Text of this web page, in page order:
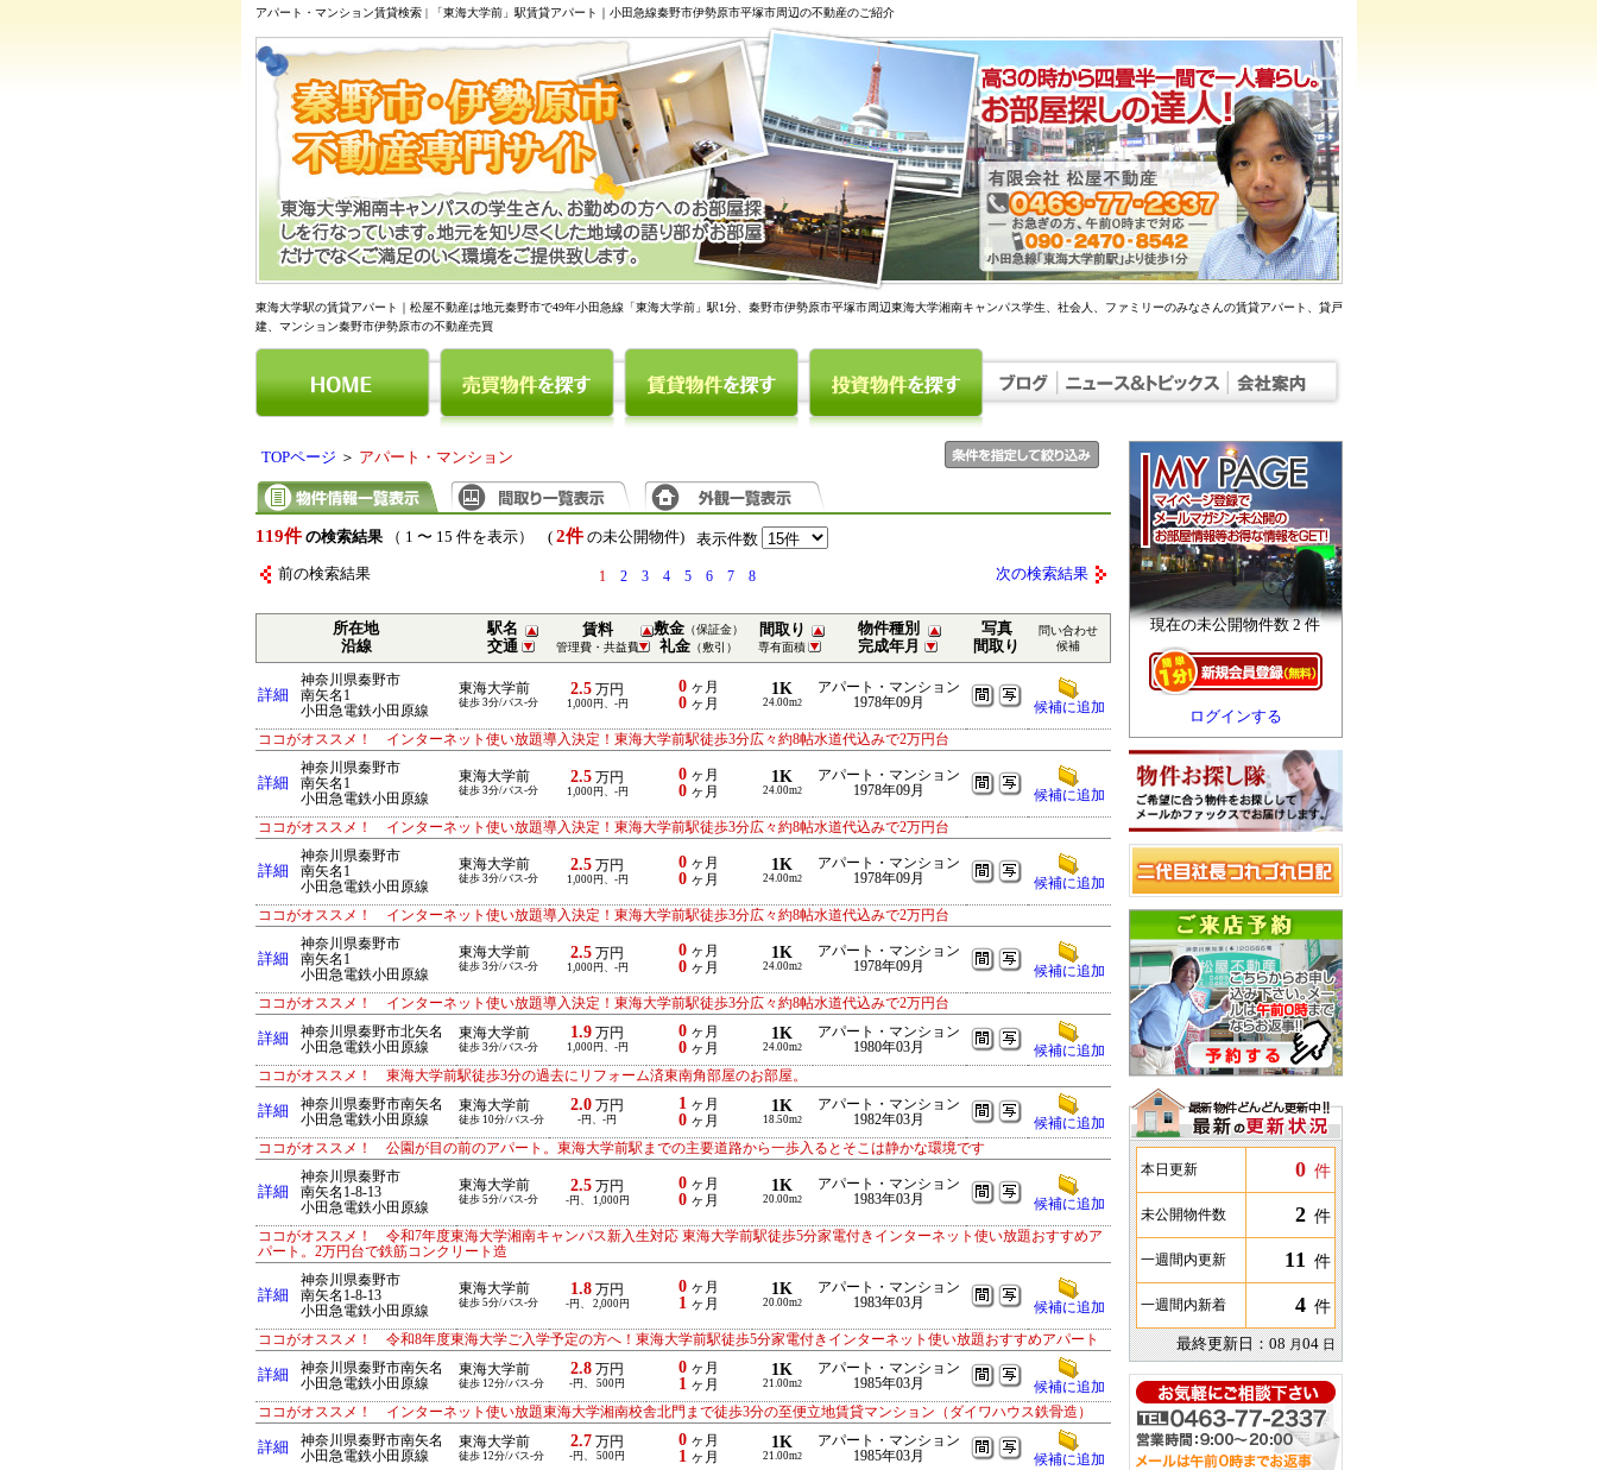
アパート・マンション賃貸検索 | 「東海大学前」駅賃貸アパート｜小田急線秦野市伊勢原市平塚市周辺の不動産のご紹介
東海大学駅の賃貸アパート｜松屋不動産は地元秦野市で49年小田急線「東海大学前」駅1分、秦野市伊勢原市平塚市周辺東海大学湘南キャンパス学生、社会人、ファミリーのみなさんの賃貸アパート、貸戸
建、マンション秦野市伊勢原市の不動産売買
現在の未公開物件数 2 件
ログインする
本日更新 0 件
未公開物件数 2 件
一週間内更新 11 件
一週間内新着 4 件
最終更新日：08 月04 日
TOPページ ＞ アパート・マンション
119件 の検索結果（ 1 〜 15 件を表示） ( 2件の未公開物件) 表示件数
前の検索結果 1 2 3 4 5 6 7 8 次の検索結果
所在地
沿線
駅名
交通
賃料
管理費・共益費
敷金 （保証金）
礼金 （敷引）
間取り
専有面積
物件種別
完成年月
写真
間取り
問い合わせ
候補
詳細
神奈川県秦野市
南矢名1
小田急電鉄小田原線
東海大学前
徒歩 3分/バス-分
2.5 万円
1,000円、-円
0 ヶ月
0 ヶ月
1K
24.00m2
アパート・マンション
1978年09月
候補に追加
ココがオススメ！ インターネット使い放題導入決定！東海大学前駅徒歩3分広々約8帖水道代込みで2万円台
詳細
神奈川県秦野市
南矢名1
小田急電鉄小田原線
東海大学前
徒歩 3分/バス-分
2.5 万円
1,000円、-円
0 ヶ月
0 ヶ月
1K
24.00m2
アパート・マンション
1978年09月
候補に追加
ココがオススメ！ インターネット使い放題導入決定！東海大学前駅徒歩3分広々約8帖水道代込みで2万円台
詳細
神奈川県秦野市
南矢名1
小田急電鉄小田原線
東海大学前
徒歩 3分/バス-分
2.5 万円
1,000円、-円
0 ヶ月
0 ヶ月
1K
24.00m2
アパート・マンション
1978年09月
候補に追加
ココがオススメ！ インターネット使い放題導入決定！東海大学前駅徒歩3分広々約8帖水道代込みで2万円台
詳細
神奈川県秦野市
南矢名1
小田急電鉄小田原線
東海大学前
徒歩 3分/バス-分
2.5 万円
1,000円、-円
0 ヶ月
0 ヶ月
1K
24.00m2
アパート・マンション
1978年09月
候補に追加
ココがオススメ！ インターネット使い放題導入決定！東海大学前駅徒歩3分広々約8帖水道代込みで2万円台
詳細
神奈川県秦野市北矢名
小田急電鉄小田原線
東海大学前
徒歩 3分/バス-分
1.9 万円
1,000円、-円
0 ヶ月
0 ヶ月
1K
24.00m2
アパート・マンション
1980年03月
候補に追加
ココがオススメ！ 東海大学前駅徒歩3分の過去にリフォーム済東南角部屋のお部屋。
詳細
神奈川県秦野市南矢名
小田急電鉄小田原線
東海大学前
徒歩 10分/バス-分
2.0 万円
-円、-円
1 ヶ月
0 ヶ月
1K
18.50m2
アパート・マンション
1982年03月
候補に追加
ココがオススメ！ 公園が目の前のアパート。東海大学前駅までの主要道路から一歩入るとそこは静かな環境です
詳細
神奈川県秦野市
南矢名1-8-13
小田急電鉄小田原線
東海大学前
徒歩 5分/バス-分
2.5 万円
-円、 1,000円
0 ヶ月
0 ヶ月
1K
20.00m2
アパート・マンション
1983年03月
候補に追加
ココがオススメ！ 令和7年度東海大学湘南キャンパス新入生対応 東海大学前駅徒歩5分家電付きインターネット使い放題おすすめア
パート。2万円台で鉄筋コンクリート造
詳細
神奈川県秦野市
南矢名1-8-13
小田急電鉄小田原線
東海大学前
徒歩 5分/バス-分
1.8 万円
-円、 2,000円
0 ヶ月
1 ヶ月
1K
20.00m2
アパート・マンション
1983年03月
候補に追加
ココがオススメ！ 令和8年度東海大学ご入学予定の方へ！東海大学前駅徒歩5分家電付きインターネット使い放題おすすめアパート
詳細
神奈川県秦野市南矢名
小田急電鉄小田原線
東海大学前
徒歩 12分/バス-分
2.8 万円
-円、 500円
0 ヶ月
1 ヶ月
1K
21.00m2
アパート・マンション
1985年03月
候補に追加
ココがオススメ！ インターネット使い放題東海大学湘南校舎北門まで徒歩3分の至便立地賃貸マンション（ダイワハウス鉄骨造）
詳細
神奈川県秦野市南矢名
小田急電鉄小田原線
東海大学前
徒歩 12分/バス-分
2.7 万円
-円、 500円
0 ヶ月
1 ヶ月
1K
21.00m2
アパート・マンション
1985年03月
候補に追加